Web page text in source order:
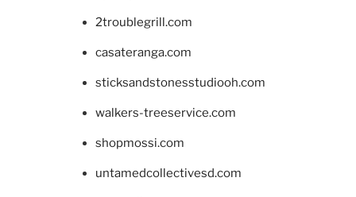
2troublegrill.com
casateranga.com
sticksandstonesstudiooh.com
walkers-treeservice.com
shopmossi.com
untamedcollectivesd.com